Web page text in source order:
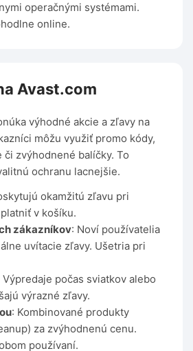
operačnými systémami.
online.
Avast.com
výhodné akcie a zľavy na
môžu využiť promo kódy,
zvýhodnené balíčky. To
ochranu lacnejšie.
okamžitú zľavu pri
v košíku.
zákazníkov: Noví používatelia
uvítacie zľavy. Ušetria pri
Výpredaje počas sviatkov alebo
výrazné zľavy.
: Kombinované produkty
za zvýhodnenú cenu.
používaní.